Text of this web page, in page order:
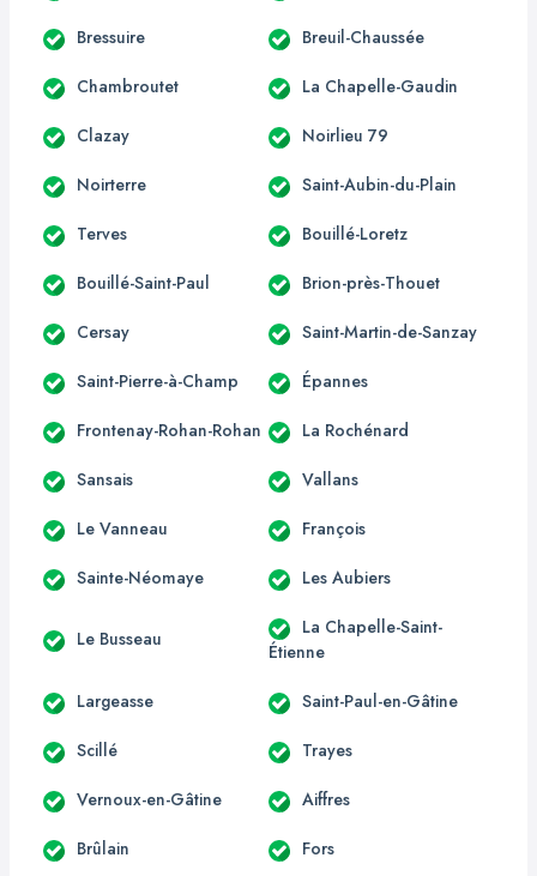
Bressuire Breuil-Chaussée
Chambroutet La Chapelle-Gaudin
Clazay Noirlieu 79
Noirterre Saint-Aubin-du-Plain
Terves Bouillé-Loretz
Bouillé-Saint-Paul Brion-près-Thouet
Cersay Saint-Martin-de-Sanzay
Saint-Pierre-à-Champ Épannes
Frontenay-Rohan-Rohan La Rochénard
Sansais Vallans
Le Vanneau François
Sainte-Néomaye Les Aubiers
Le Busseau
La Chapelle-Saint-
Étienne
Largeasse Saint-Paul-en-Gâtine
Scillé Trayes
Vernoux-en-Gâtine Aiffres
Brûlain Fors